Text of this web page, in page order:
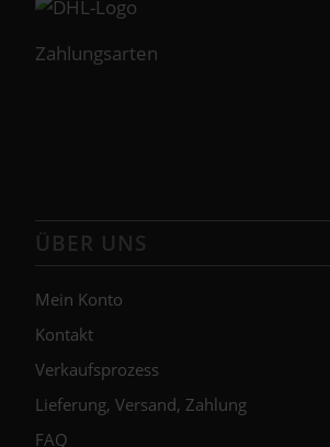
Zahlungsarten
ÜBER UNS
Mein Konto
Kontakt
Verkaufsprozess
Lieferung, Versand, Zahlung
FAQ